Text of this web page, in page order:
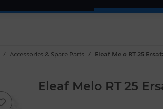
Accessories & Spare Parts Eleaf Melo RT 25
Eleaf Melo RT 25